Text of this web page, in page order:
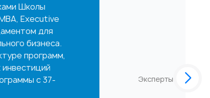
коучи и консультанты с
опытом